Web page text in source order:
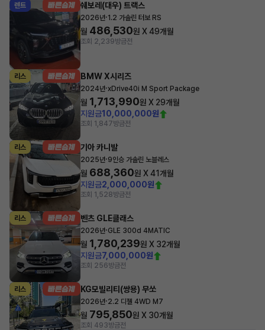
렌트 쉐보레(대우) 트랙스
2026년·1.2 가솔린 터보 RS
월 486,530원 X49개월
조회 2,239방금전
리스 BMW X시리즈
2024년·xDrive40i M Sport Package
월 1,713,990원 X 29개월
지원금10,000,000원
조회 1,847방금전
리스 기아 카니발
2025년·9인승 가솔린 노블레스
월 688,360원 X41개월
지원금2,000,000원
조회 1,528방금전
리스 벤츠 GLE클래스
2026년·GLE 300d 4MATIC
월 1,780,239원 X 32개월
지원금7,000,000원
조회 256방금전
리스 KG모빌리티(쌍용) 무쏘
2026년·2.2 디젤 4WD M7
월 795,850원 X 30개월
조회 493방금전